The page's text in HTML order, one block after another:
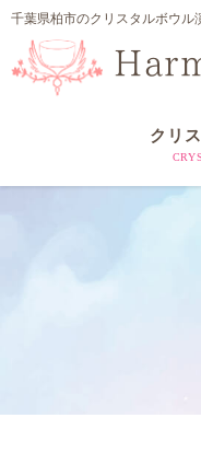
千葉県柏市のクリスタルボウル
クリ